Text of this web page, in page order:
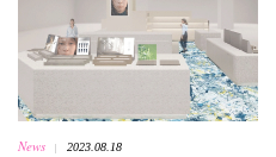
News 2023.08.18